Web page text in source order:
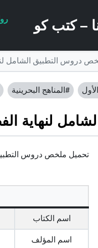
دروس التطبيق الشامل
#المناهج البحرينية
لنهاية
تحميل ملخص دروس التطبيق
اسم الكتاب
اسم المؤلف